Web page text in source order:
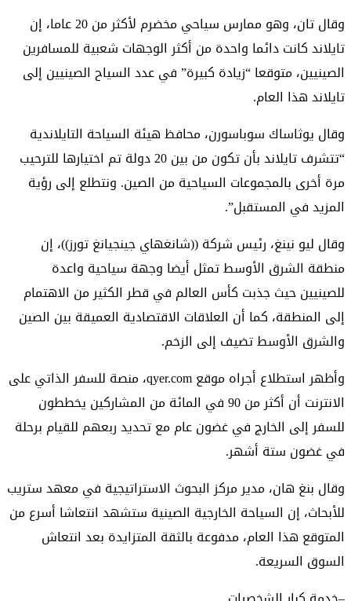
وقال تان، وهو ممارس سياحي مخضرم لأكثر من 20 عاما، إن
تايلاند كانت دائما واحدة من أكثر الوجهات شعبية للمسافرين
الصينيين، متوقعا “زيادة كبيرة” في عدد السياح الصينيين إلى
تايلاند هذا العام.
وقال يوثاساك سوباسورن، محافظ هيئة السياحة التايلاندية
“تتشرف تايلاند بأن تكون من بين 20 دولة تم اختيارها للترحيب
مرة أخرى بالمجموعات السياحية من الصين. ونتطلع إلى رؤية
المزيد في المستقبل”.
وقال ليو نينغ، رئيس شركة ((شانغهاي جينجيانغ تورز))، إن
منطقة الشرق الأوسط تمثل أيضا وجهة سياحية واعدة
للصينيين حيث جذبت كأس العالم في قطر الكثير من الاهتمام
إلى المنطقة، كما أن العلاقات الاقتصادية العميقة بين الصين
والشرق الأوسط تضيف إلى الزخم.
وأظهر استطلاع أجراه موقع qyer.com، منصة للسفر الذاتي على
الانترنت أن أكثر من 90 في المائة من المشاركين يخططون
للسفر إلى الخارج في غضون عام مع تحديد ربعهم للقيام برحلة
في غضون ستة أشهر.
وقال بنغ هان، مدير مركز البحوث الاستراتيجية في معهد ستريب
للأبحاث، إن السياحة الخارجية الصينية ستشهد انتعاشا أسرع من
المتوقع هذا العام، مدفوعة بالثقة المتزايدة بعد انتعاش
السوق السريعة.